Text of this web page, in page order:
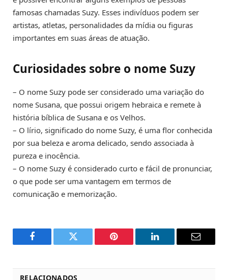
famosas chamadas Suzy. Esses indivíduos podem ser
artistas, atletas, personalidades da mídia ou figuras
importantes em suas áreas de atuação.
Curiosidades sobre o nome Suzy
– O nome Suzy pode ser considerado uma variação do
nome Susana, que possui origem hebraica e remete à
história bíblica de Susana e os Velhos.
– O lírio, significado do nome Suzy, é uma flor conhecida
por sua beleza e aroma delicado, sendo associada à
pureza e inocência.
– O nome Suzy é considerado curto e fácil de pronunciar,
o que pode ser uma vantagem em termos de
comunicação e memorização.
Facebook Twitter Pinterest LinkedIn Email
RELACIONADOS